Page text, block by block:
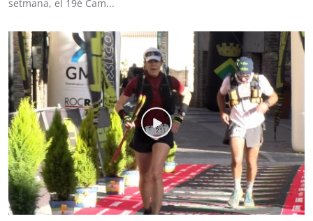
setmana, el 19è Cam...